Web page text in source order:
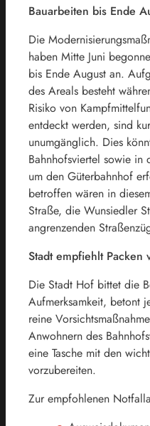
Bauarbeiten bis Ende
Die
haben Mitte Juni
bis Ende August an.
des Areals besteht
Risiko von
entdeckt werden, sind
unumgänglich. Dies
Bahnhofsviertel sowie in
um den Güterbahnhof
betroffen wären in
Straße, die Wunsiedler
angrenzenden
Stadt empfiehlt Packen
Die Stadt Hof bittet die
Aufmerksamkeit, betont
reine
Anwohnern des
eine Tasche mit den
vorzubereiten.
Zur empfohlenen